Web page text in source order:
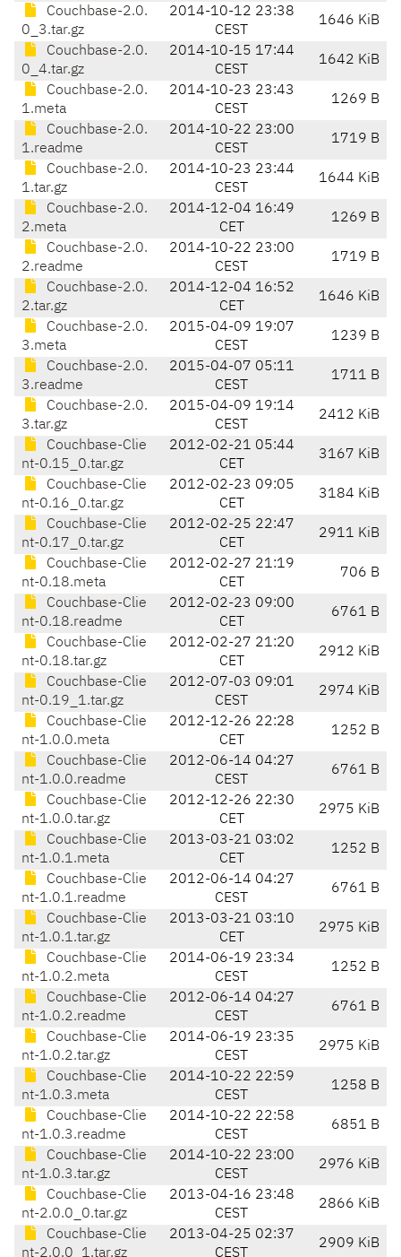
Couchbase-2.0.
0_3.tar.gz
2014-10-12 23:38
CEST
1646 KiB
Couchbase-2.0.
0_4.tar.gz
2014-10-15 17:44
CEST
1642 KiB
Couchbase-2.0.
1.meta
2014-10-23 23:43
CEST
1269 B
Couchbase-2.0.
1.readme
2014-10-22 23:00
CEST
1719 B
Couchbase-2.0.
1.tar.gz
2014-10-23 23:44
CEST
1644 KiB
Couchbase-2.0.
2.meta
2014-12-04 16:49
CET
1269 B
Couchbase-2.0.
2.readme
2014-10-22 23:00
CEST
1719 B
Couchbase-2.0.
2.tar.gz
2014-12-04 16:52
CET
1646 KiB
Couchbase-2.0.
3.meta
2015-04-09 19:07
CEST
1239 B
Couchbase-2.0.
3.readme
2015-04-07 05:11
CEST
1711 B
Couchbase-2.0.
3.tar.gz
2015-04-09 19:14
CEST
2412 KiB
Couchbase-Clie
nt-0.15_0.tar.gz
2012-02-21 05:44
CET
3167 KiB
Couchbase-Clie
nt-0.16_0.tar.gz
2012-02-23 09:05
CET
3184 KiB
Couchbase-Clie
nt-0.17_0.tar.gz
2012-02-25 22:47
CET
2911 KiB
Couchbase-Clie
nt-0.18.meta
2012-02-27 21:19
CET
706 B
Couchbase-Clie
nt-0.18.readme
2012-02-23 09:00
CET
6761 B
Couchbase-Clie
nt-0.18.tar.gz
2012-02-27 21:20
CET
2912 KiB
Couchbase-Clie
nt-0.19_1.tar.gz
2012-07-03 09:01
CEST
2974 KiB
Couchbase-Clie
nt-1.0.0.meta
2012-12-26 22:28
CET
1252 B
Couchbase-Clie
nt-1.0.0.readme
2012-06-14 04:27
CEST
6761 B
Couchbase-Clie
nt-1.0.0.tar.gz
2012-12-26 22:30
CET
2975 KiB
Couchbase-Clie
nt-1.0.1.meta
2013-03-21 03:02
CET
1252 B
Couchbase-Clie
nt-1.0.1.readme
2012-06-14 04:27
CEST
6761 B
Couchbase-Clie
nt-1.0.1.tar.gz
2013-03-21 03:10
CET
2975 KiB
Couchbase-Clie
nt-1.0.2.meta
2014-06-19 23:34
CEST
1252 B
Couchbase-Clie
nt-1.0.2.readme
2012-06-14 04:27
CEST
6761 B
Couchbase-Clie
nt-1.0.2.tar.gz
2014-06-19 23:35
CEST
2975 KiB
Couchbase-Clie
nt-1.0.3.meta
2014-10-22 22:59
CEST
1258 B
Couchbase-Clie
nt-1.0.3.readme
2014-10-22 22:58
CEST
6851 B
Couchbase-Clie
nt-1.0.3.tar.gz
2014-10-22 23:00
CEST
2976 KiB
Couchbase-Clie
nt-2.0.0_0.tar.gz
2013-04-16 23:48
CEST
2866 KiB
Couchbase-Clie
nt-2.0.0_1.tar.gz
2013-04-25 02:37
CEST
2909 KiB